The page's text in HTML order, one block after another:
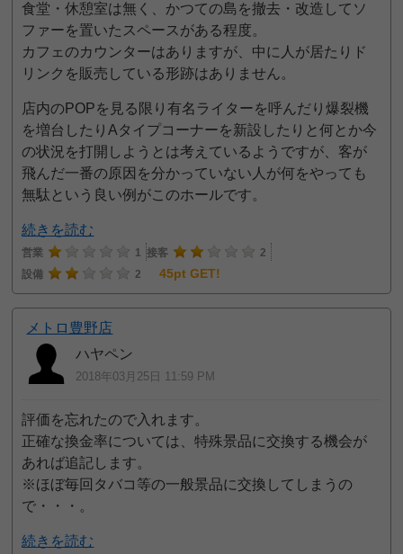
食堂・休憩室は無く、かつての島を撤去・改造してソ
ファーを置いたスペースがある程度。
カフェのカウンターはありますが、中に人が居たりド
リンクを販売している形跡はありません。
店内のPOPを見る限り有名ライターを呼んだり爆裂機
を増台したりAタイプコーナーを新設したりと何とか今
の状況を打開しようとは考えているようですが、客が
飛んだ一番の原因を分かっていない人が何をやっても
無駄という良い例がこのホールです。
続きを読む
営業 1 接客
2
設備
2 45pt GET!
メトロ豊野店
ハヤペン
2018年03月25日 11:59 PM
評価を忘れたので入れます。
正確な換金率については、特殊景品に交換する機会が
あれば追記します。
※ほぼ毎回タバコ等の一般景品に交換してしまうの
で・・・。
続きを読む